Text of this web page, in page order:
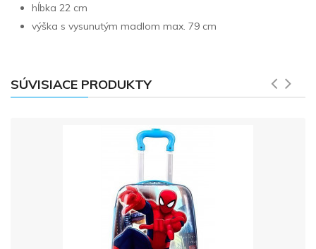
hĺbka 22 cm
výška s vysunutým madlom max. 79 cm
SÚVISIACE PRODUKTY